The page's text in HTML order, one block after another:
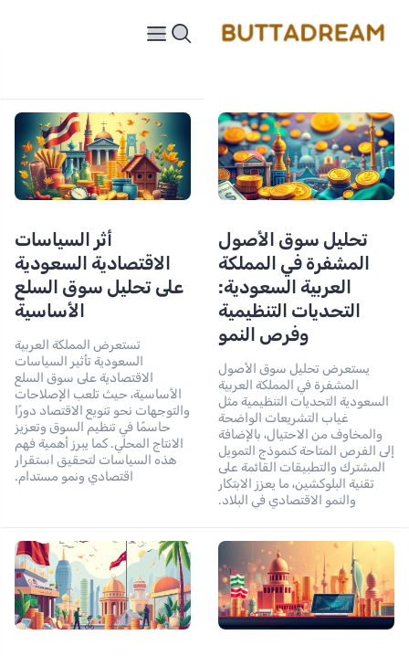
تحليل سوق الأصول
المشفرة في المملكة
العربية السعودية:
التحديات التنظيمية
وفرص النمو
يستعرض تحليل سوق الأصول
المشفرة في المملكة العربية
السعودية التحديات التنظيمية مثل
غياب التشريعات الواضحة
والمخاوف من الاحتيال، بالإضافة
إلى الفرص المتاحة كنموذج التمويل
المشترك والتطبيقات القائمة على
تقنية البلوكشين، ما يعزز الابتكار
والنمو الاقتصادي في البلاد.
أثر السياسات
الاقتصادية السعودية
على تحليل سوق السلع
الأساسية
تستعرض المملكة العربية
السعودية تأثير السياسات
الاقتصادية على سوق السلع
الأساسية، حيث تلعب الإصلاحات
والتوجهات نحو تنويع الاقتصاد دورًا
حاسمًا في تنظيم السوق وتعزيز
الانتاج المحلي. كما يبرز أهمية فهم
هذه السياسات لتحقيق استقرار
اقتصادي ونمو مستدام.